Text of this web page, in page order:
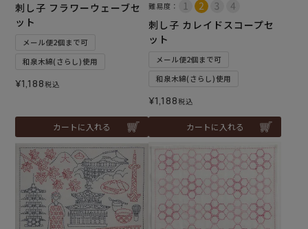
刺し子 フラワーウェーブセ
ット
メール便2個まで可
和泉木綿(さらし)使用
¥1,188税込
カートに入れる
難易度：
刺し子 カレイドスコープセ
ット
メール便2個まで可
和泉木綿(さらし)使用
¥1,188税込
カートに入れる